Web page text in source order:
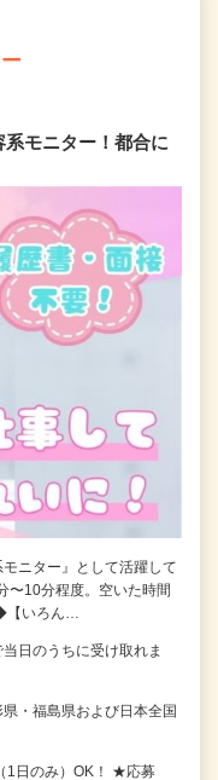
系モニター！都合に
ニター』として活躍して
〜10分程度。空いた時間
【いろん…
日のうちに受け取れま
・福島県および日本全国
1日のみ）OK！ ★応募